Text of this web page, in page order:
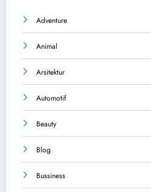
Adventure
Animal
Arsitektur
Automotif
Beauty
Blog
Bussiness